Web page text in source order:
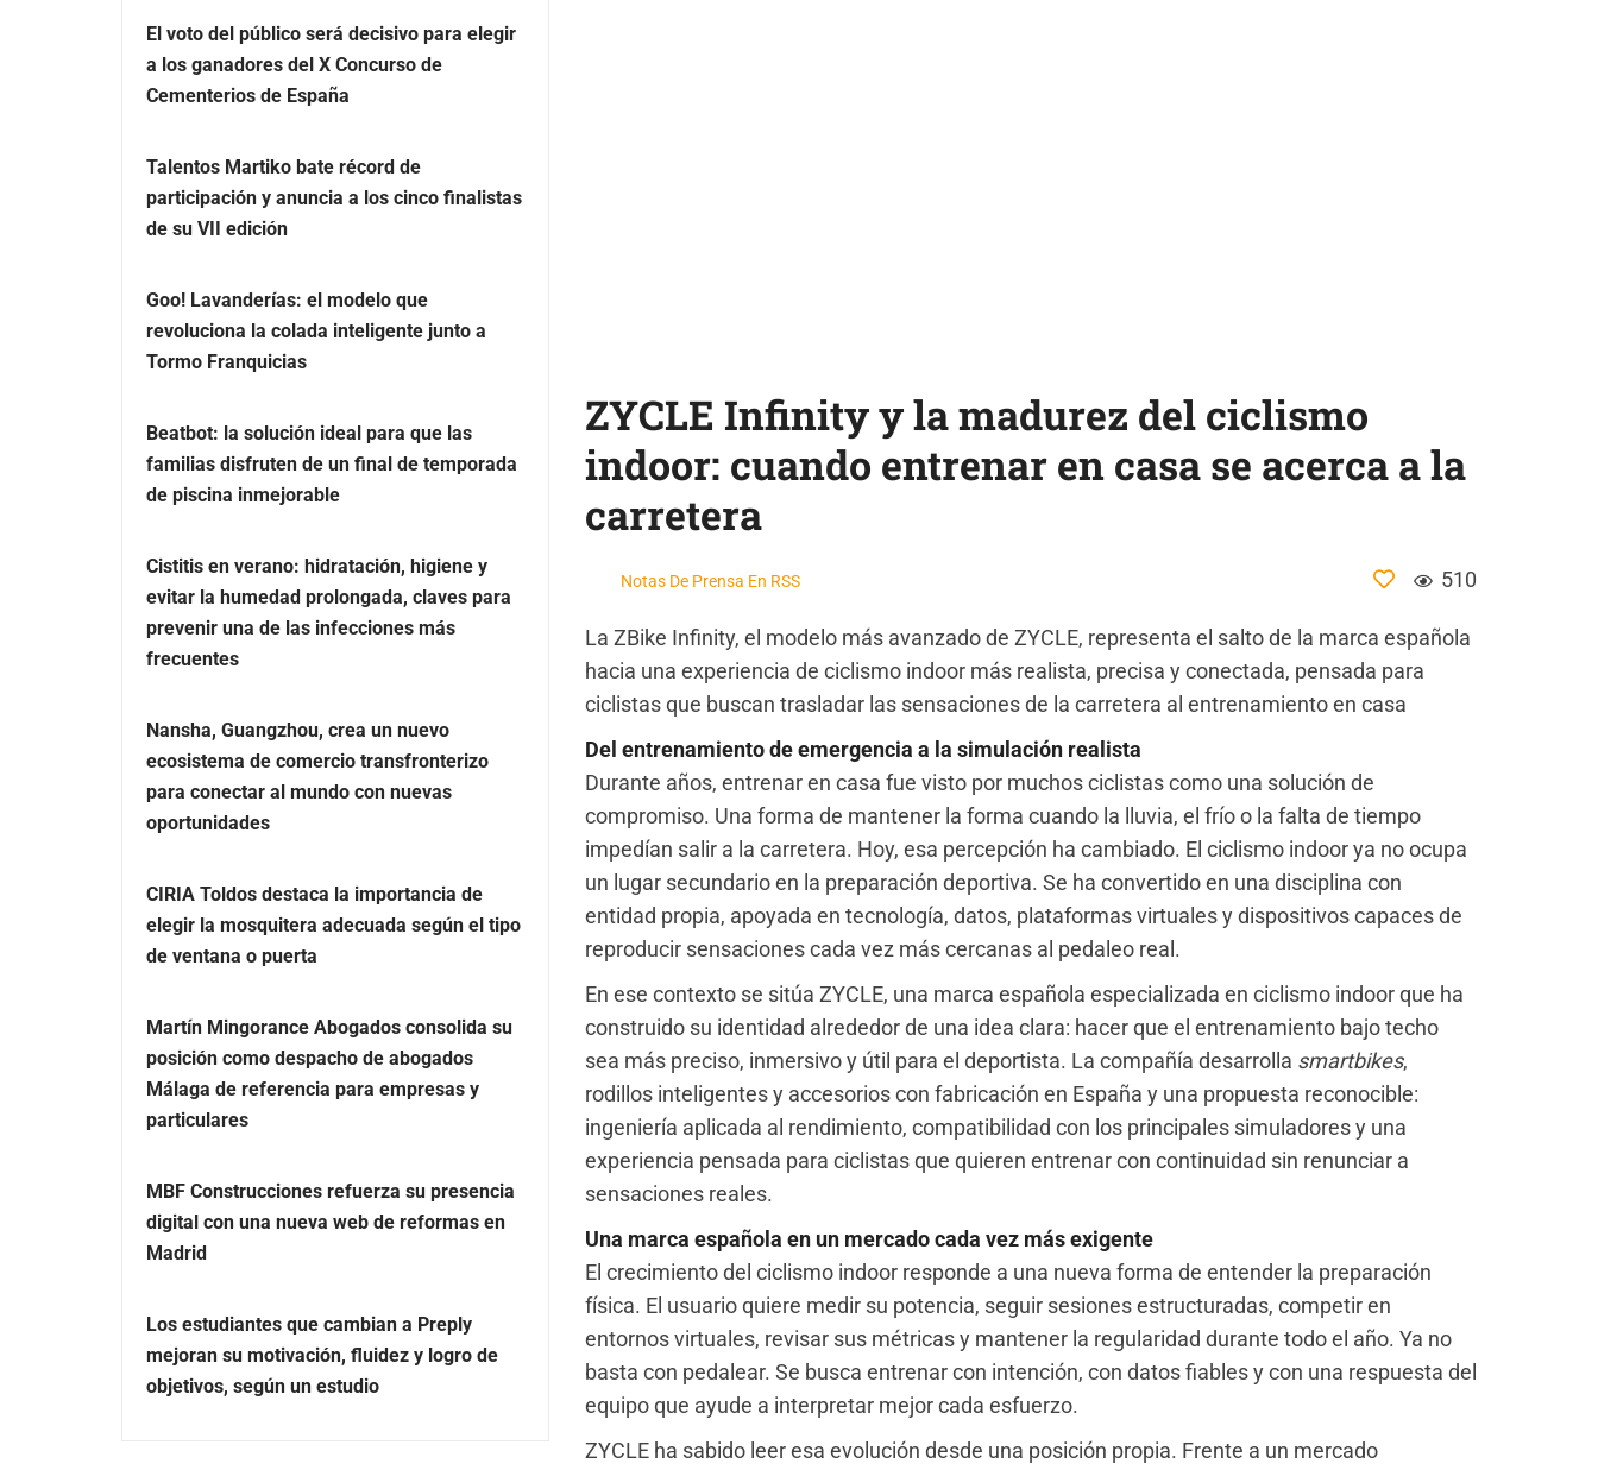
ZYCLE Infinity y la madurez del ciclismo
indoor: cuando entrenar en casa se acerca a la
carretera
Notas De Prensa En RSS 510
La ZBike Infinity, el modelo más avanzado de ZYCLE, representa el salto de la marca española
hacia una experiencia de ciclismo indoor más realista, precisa y conectada, pensada para
ciclistas que buscan trasladar las sensaciones de la carretera al entrenamiento en casa
Del entrenamiento de emergencia a la simulación realista
Durante años, entrenar en casa fue visto por muchos ciclistas como una solución de
compromiso. Una forma de mantener la forma cuando la lluvia, el frío o la falta de tiempo
impedían salir a la carretera. Hoy, esa percepción ha cambiado. El ciclismo indoorya no ocupa
un lugar secundario en la preparación deportiva. Se ha convertido en una disciplina con
entidad propia, apoyada en tecnología, datos, plataformas virtuales y dispositivos capaces de
reproducir sensaciones cada vez más cercanas al pedaleo real.
En ese contexto se sitúa ZYCLE, una marca española especializada en ciclismo indoor que ha
construido su identidad alrededor de una idea clara: hacer que el entrenamiento bajo techo
sea más preciso, inmersivo y útil para el deportista. La compañía desarrolla smartbikes,
rodillos inteligentes y accesorios con fabricación en España y una propuesta reconocible:
ingeniería aplicada al rendimiento, compatibilidad con los principales simuladores y una
experiencia pensada para ciclistas que quieren entrenar con continuidad sin renunciar a
sensaciones reales.
Una marca española en un mercado cada vez más exigente
El crecimiento del ciclismo indoor responde a una nueva forma de entender la preparación
física. El usuario quiere medir su potencia, seguir sesiones estructuradas, competir en
entornos virtuales, revisar sus métricas y mantener la regularidad durante todo el año. Ya no
basta con pedalear. Se busca entrenar con intención, con datos fiables y con una respuesta del
equipo que ayude a interpretar mejor cada esfuerzo.
ZYCLE ha sabido leer esa evolución desde una posición propia. Frente a un mercado
El voto del público será decisivo para elegir
a los ganadores del X Concurso de
Cementerios de España
Talentos Martiko bate récord de
participación y anuncia a los cinco finalistas
de su VII edición
Goo! Lavanderías: el modelo que
revoluciona la colada inteligente junto a
Tormo Franquicias
Beatbot: la solución ideal para que las
familias disfruten de un final de temporada
de piscina inmejorable
Cistitis en verano: hidratación, higiene y
evitar la humedad prolongada, claves para
prevenir una de las infecciones más
frecuentes
Nansha, Guangzhou, crea un nuevo
ecosistema de comercio transfronterizo
para conectar al mundo con nuevas
oportunidades
CIRIA Toldos destaca la importancia de
elegir la mosquitera adecuada según el tipo
de ventana o puerta
Martín Mingorance Abogados consolida su
posición como despacho de abogados
Málaga de referencia para empresas y
particulares
MBF Construcciones refuerza su presencia
digital con una nueva web de reformas en
Madrid
Los estudiantes que cambian a Preply
mejoran su motivación, fluidez y logro de
objetivos, según un estudio